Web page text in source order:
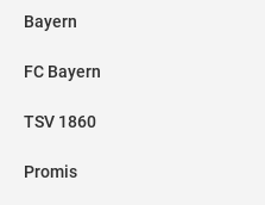
Bayern
FC Bayern
TSV 1860
Promis